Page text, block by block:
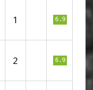
1 6.9
2 6.9